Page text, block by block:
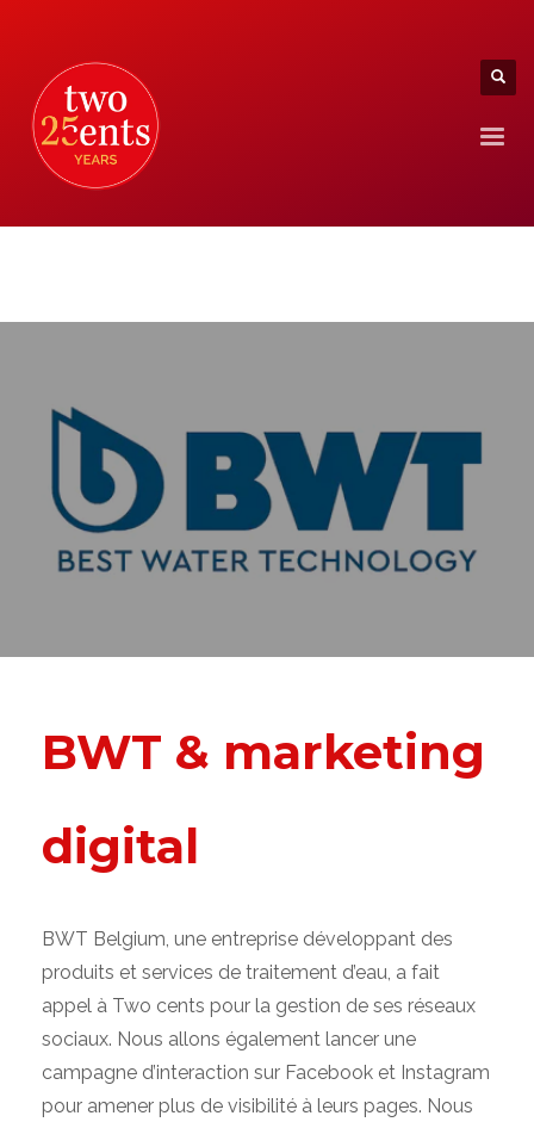
BWT & marketing
digital
BWT Belgium, une entreprise développant des
produits et services de traitement d’eau, a fait
appel à Two cents pour la gestion de ses réseaux
sociaux. Nous allons également lancer une
campagne d’interaction sur Facebook et Instagram
pour amener plus de visibilité à leurs pages. Nous